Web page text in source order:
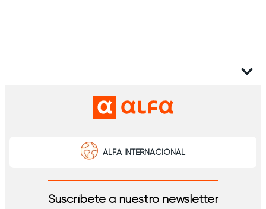
ALFA INTERNACIONAL
Suscríbete a nuestro newsletter